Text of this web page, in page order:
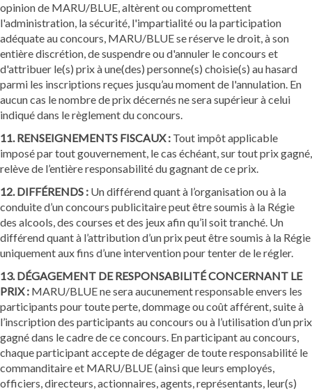
opinion de MARU/BLUE, altèrent ou compromettent
l'administration, la sécurité, l'impartialité ou la participation
adéquate au concours, MARU/BLUE se réserve le droit, à son
entière discrétion, de suspendre ou d'annuler le concours et
d'attribuer le(s) prix à une(des) personne(s) choisie(s) au hasard
parmi les inscriptions reçues jusqu’au moment de l'annulation. En
aucun cas le nombre de prix décernés ne sera supérieur à celui
indiqué dans le règlement du concours.
11. RENSEIGNEMENTS FISCAUX : Tout impôt applicable
imposé par tout gouvernement, le cas échéant, sur tout prix gagné,
relève de l’entière responsabilité du gagnant de ce prix.
12. DIFFÉRENDS : Un différend quant à l’organisation ou à la
conduite d’un concours publicitaire peut être soumis à la Régie
des alcools, des courses et des jeux afin qu’il soit tranché. Un
différend quant à l’attribution d’un prix peut être soumis à la Régie
uniquement aux fins d’une intervention pour tenter de le régler.
13. DÉGAGEMENT DE RESPONSABILITÉ CONCERNANT LE
PRIX : MARU/BLUE ne sera aucunement responsable envers les
participants pour toute perte, dommage ou coût afférent, suite à
l’inscription des participants au concours ou à l’utilisation d’un prix
gagné dans le cadre de ce concours. En participant au concours,
chaque participant accepte de dégager de toute responsabilité le
commanditaire et MARU/BLUE (ainsi que leurs employés,
officiers, directeurs, actionnaires, agents, représentants, leur(s)